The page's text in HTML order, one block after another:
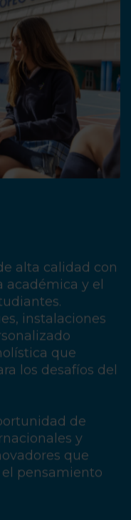
alta calidad con
académica y el
instalaciones
que
los desafíos del
de
y
que
pensamiento